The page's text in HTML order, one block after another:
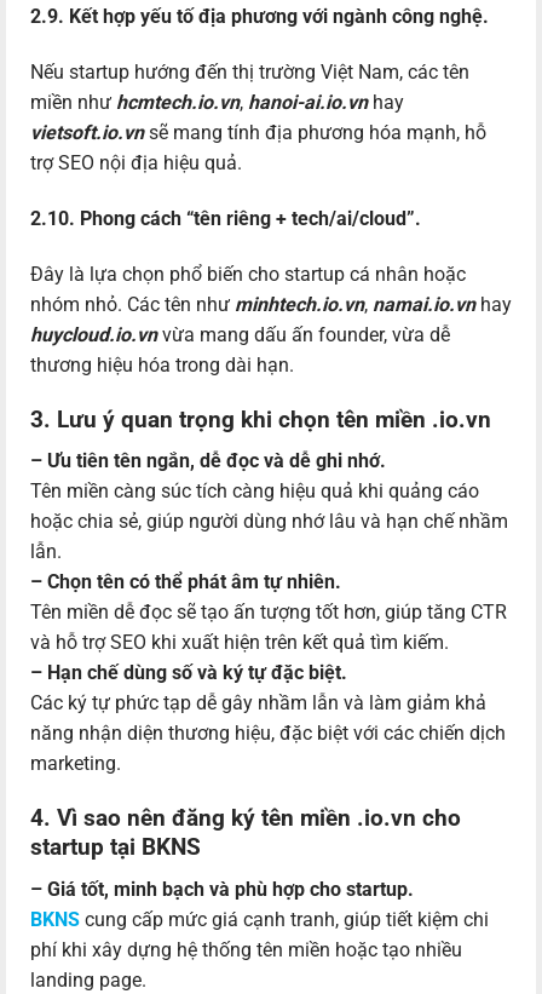
2.9. Kết hợp yếu tố địa phương với ngành công nghệ.
Nếu startup hướng đến thị trường Việt Nam, các tên
miền như hcmtech.io.vn, hanoi-ai.io.vnhay
vietsoft.io.vnsẽ mang tính địa phương hóa mạnh, hỗ
trợ SEO nội địa hiệu quả.
2.10. Phong cách “tên riêng + tech/ai/cloud”.
Đây là lựa chọn phổ biến cho startup cá nhân hoặc
nhóm nhỏ. Các tên như minhtech.io.vn, namai.io.vnhay
huycloud.io.vnvừa mang dấu ấn founder, vừa dễ
thương hiệu hóa trong dài hạn.
3. Lưu ý quan trọng khi chọn tên miền .io.vn
– Ưu tiên tên ngắn, dễ đọc và dễ ghi nhớ.
Tên miền càng súc tích càng hiệu quả khi quảng cáo
hoặc chia sẻ, giúp người dùng nhớ lâu và hạn chế nhầm
lẫn.
– Chọn tên có thể phát âm tự nhiên.
Tên miền dễ đọc sẽ tạo ấn tượng tốt hơn, giúp tăng CTR
và hỗ trợ SEO khi xuất hiện trên kết quả tìm kiếm.
– Hạn chế dùng số và ký tự đặc biệt.
Các ký tự phức tạp dễ gây nhầm lẫn và làm giảm khả
năng nhận diện thương hiệu, đặc biệt với các chiến dịch
marketing.
4. Vì sao nên đăng ký tên miền .io.vn cho
startup tại BKNS
– Giá tốt, minh bạch và phù hợp cho startup.
BKNS cung cấp mức giá cạnh tranh, giúp tiết kiệm chi
phí khi xây dựng hệ thống tên miền hoặc tạo nhiều
landing page.